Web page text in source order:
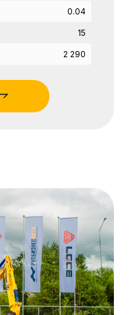
0.04
15
2 290